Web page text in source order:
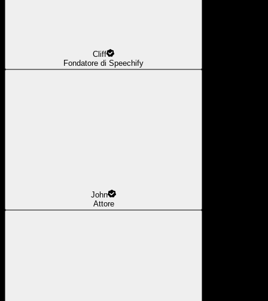
Cliff
Fondatore di Speechify
John
Attore